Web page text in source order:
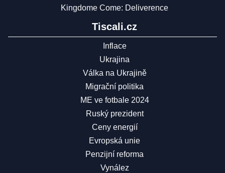
Kingdome Come: Deliverence
Tiscali.cz
Inflace
Ukrajina
Válka na Ukrajině
Migrační politika
ME ve fotbale 2024
Ruský prezident
Ceny energií
Evropská unie
Penzijní reforma
Vynález